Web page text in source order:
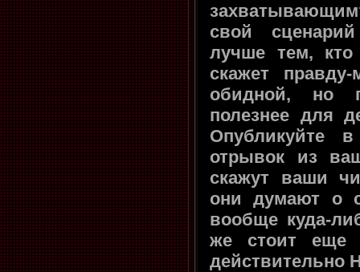
свой
лучше тем,
скажет
обидной, но
полезнее для
Опубликуйте в
отрывок из
скажут ваши
они думают о
вообще куда-
же стоит еще
действительно